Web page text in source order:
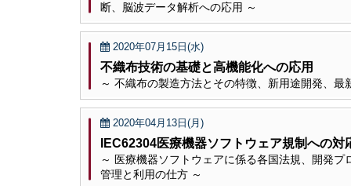
断、脳波データ解析への応用 ～
2020年07月15日(水)
不織布技術の基礎と高機能化への応用
～ 不織布の製造方法とその特徴、新用途開発、
2020年04月13日(月)
IEC62304医療機器ソフトウェア規制への
～ 医療機器ソフトウェアに係る各国法規、開発
管理と利用の仕方 ～